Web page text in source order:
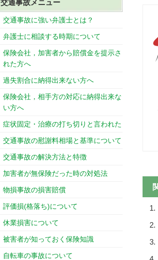
交通事故メニュー
交通事故に強い弁護士とは？
弁護士に相談する時期について
保険会社，加害者から賠償金を提示さ
れた方へ
過失割合に納得出来ない方へ
保険会社，相手方の対応に納得出来な
い方へ
症状固定・治療の打ち切りと言われた
交通事故の慰謝料相場と基準について
交通事故の解決方法と特徴
加害者が無保険だった時の対処法
物損事故の損害賠償
評価損(格落ち)について
休業損害について
被害者が知っておく保険知識
自転車の事故について